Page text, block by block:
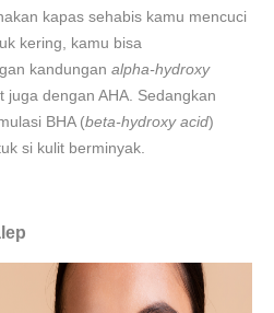
kapas sehabis kamu mencuci
kering, kamu bisa
kandungan alpha-hydroxy
juga dengan AHA. Sedangkan
BHA (beta-hydroxy acid)
si kulit berminyak.